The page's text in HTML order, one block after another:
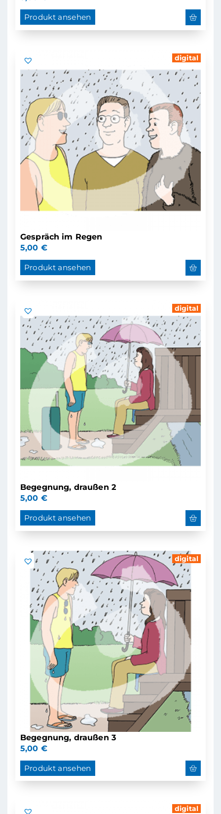
Produkt ansehen
digital
Gespräch im Regen
5,00 €
Produkt ansehen
digital
Begegnung, draußen 2
5,00 €
Produkt ansehen
digital
Begegnung, draußen 3
5,00 €
Produkt ansehen
digital